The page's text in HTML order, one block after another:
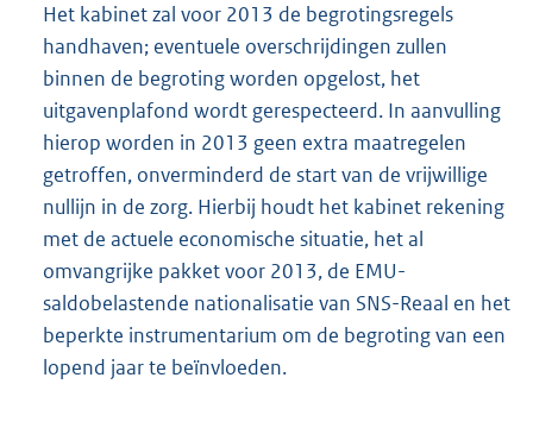
Het kabinet zal voor 2013 de begrotingsregels
handhaven; eventuele overschrijdingen zullen
binnen de begroting worden opgelost, het
uitgavenplafond wordt gerespecteerd. In aanvulling
hierop worden in 2013 geen extra maatregelen
getroffen, onverminderd de start van de vrijwillige
nullijn in de zorg. Hierbij houdt het kabinet rekening
met de actuele economische situatie, het al
omvangrijke pakket voor 2013, de EMU-
saldobelastende nationalisatie van SNS-Reaal en het
beperkte instrumentarium om de begroting van een
lopend jaar te beïnvloeden.